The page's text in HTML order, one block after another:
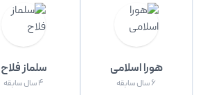
هورا اسلامی
۶ سال سابقه
سلماز فلاح
۴ سال سابقه